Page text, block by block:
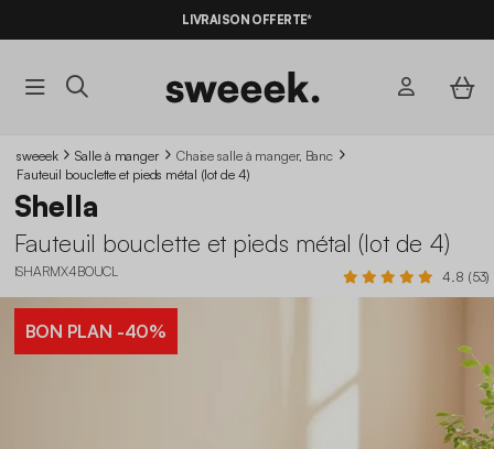
BONS PLANS* AVEC LECODE SUMMER10
LIVRAISON OFFERTE*
sweeek Salle à manger
Chaise salle à manger, Banc
Fauteuil bouclette et pieds métal (lot de 4)
Shella
Fauteuil bouclette et pieds métal (lot de 4)
ISHARMX4BOUCL 4.8 (53)
BON PLAN -40%